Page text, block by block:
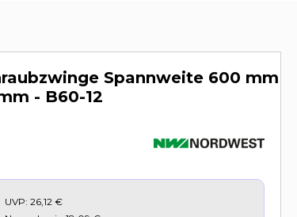
Spannweite 600 mm
- B60-12
UVP: 26,12 €